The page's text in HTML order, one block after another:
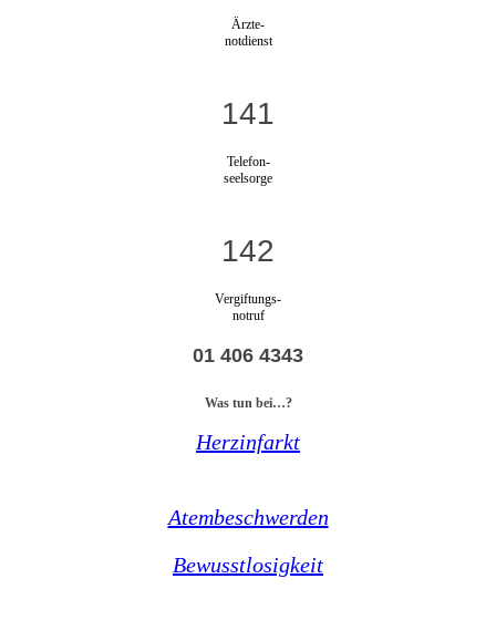
Ärzte-
notdienst
141
Telefon-
seelsorge
142
Vergiftungs-
notruf
01 406 4343
Was tun bei…?
Herzinfarkt
Atembeschwerden
Bewusstlosigkeit